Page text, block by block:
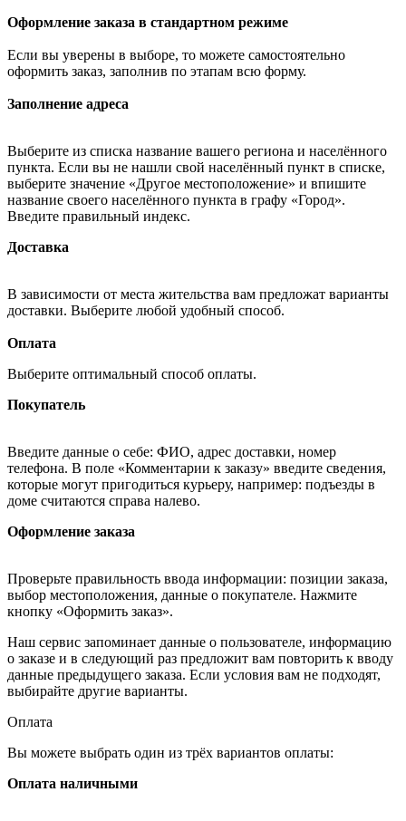
Оформление заказа в стандартном режиме
Если вы уверены в выборе, то можете самостоятельно
оформить заказ, заполнив по этапам всю форму.
Заполнение адреса
Выберите из списка название вашего региона и населённого
пункта. Если вы не нашли свой населённый пункт в списке,
выберите значение «Другое местоположение» и впишите
название своего населённого пункта в графу «Город».
Введите правильный индекс.
Доставка
В зависимости от места жительства вам предложат варианты
доставки. Выберите любой удобный способ.
Оплата
Выберите оптимальный способ оплаты.
Покупатель
Введите данные о себе: ФИО, адрес доставки, номер
телефона. В поле «Комментарии к заказу» введите сведения,
которые могут пригодиться курьеру, например: подъезды в
доме считаются справа налево.
Оформление заказа
Проверьте правильность ввода информации: позиции заказа,
выбор местоположения, данные о покупателе. Нажмите
кнопку «Оформить заказ».
Наш сервис запоминает данные о пользователе, информацию
о заказе и в следующий раз предложит вам повторить к вводу
данные предыдущего заказа. Если условия вам не подходят,
выбирайте другие варианты.
Оплата
Вы можете выбрать один из трёх вариантов оплаты:
Оплата наличными